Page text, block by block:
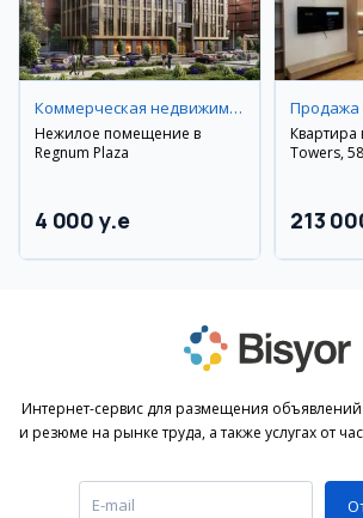
Коммерческая недвижимость
Нежилое помещение в
Regnum Plaza
4 000 y.e
Продажа
Квартира
Towers,
213
Интернет-сервис для размещения объявлений
и резюме на рынке труда, а также услугах от